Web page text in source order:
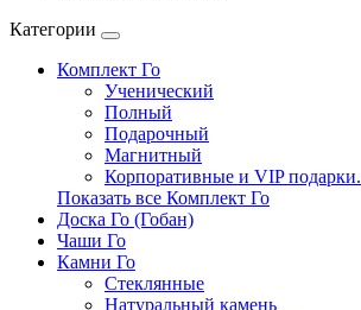
Категории
Комплект Го
Ученический
Полный
Подарочный
Магнитный
Корпоративные и VIP подарки.
Показать все Комплект Го
Доска Го (Гобан)
Чаши Го
Камни Го
Стеклянные
Натуральный камень